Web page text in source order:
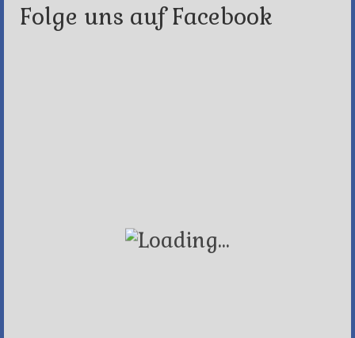
Folge uns auf Facebook